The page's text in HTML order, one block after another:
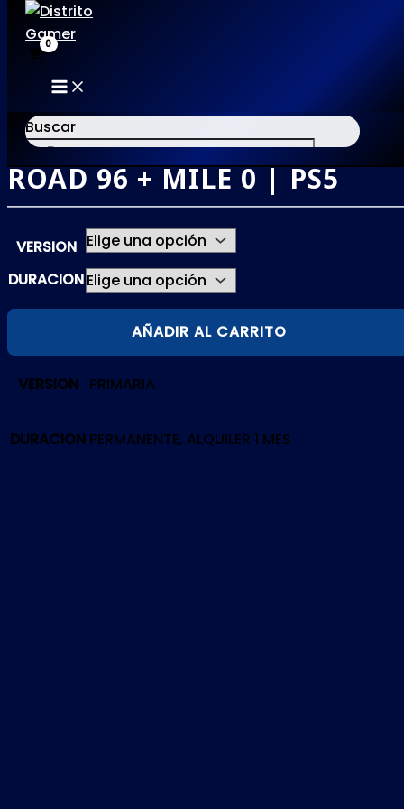
al
contenido
MAIN
MENU
Buscar
×
ROAD 96 + MILE 0 | PS5
VERSION
DURACION
ROAD
MILE
|
AÑADIR AL CARRITO
VERSION PRIMARIA
DURACION PERMANENTE, ALQUILER 1 MES